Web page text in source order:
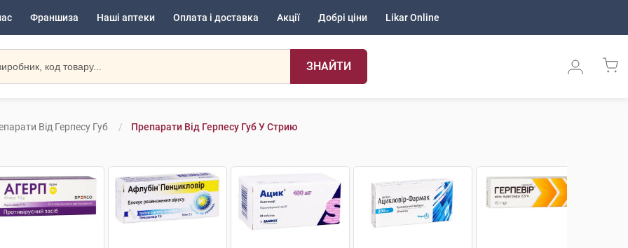
Франшиза Наші аптеки Оплата і доставка Акції Добрі ціни Likar Online
ЗНАЙТИ
Від Герпесу Губ Препарати Від Герпесу Губ У Стрию